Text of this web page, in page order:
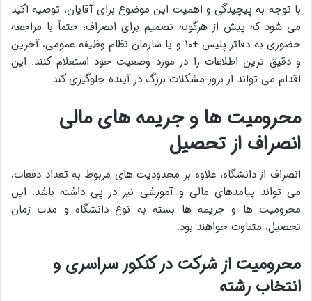
با توجه به پیچیدگی و اهمیت این موضوع برای آقایان، توصیه اکید
می شود که پیش از هرگونه تصمیم برای انصراف، حتماً با مراجعه
حضوری به دفاتر پلیس +۱۰ و یا سازمان نظام وظیفه عمومی، آخرین
و دقیق ترین اطلاعات را در مورد وضعیت خود استعلام کنند. این
اقدام می تواند از بروز مشکلات بزرگ در آینده جلوگیری کند.
محرومیت ها و جریمه های مالی
انصراف از تحصیل
انصراف از دانشگاه، علاوه بر محدودیت های مربوط به تعداد دفعات،
می تواند پیامدهای مالی و آموزشی نیز در پی داشته باشد. این
محرومیت ها و جریمه ها بسته به نوع دانشگاه و مدت زمان
تحصیل، متفاوت خواهند بود.
محرومیت از شرکت در کنکور سراسری و
انتخاب رشته